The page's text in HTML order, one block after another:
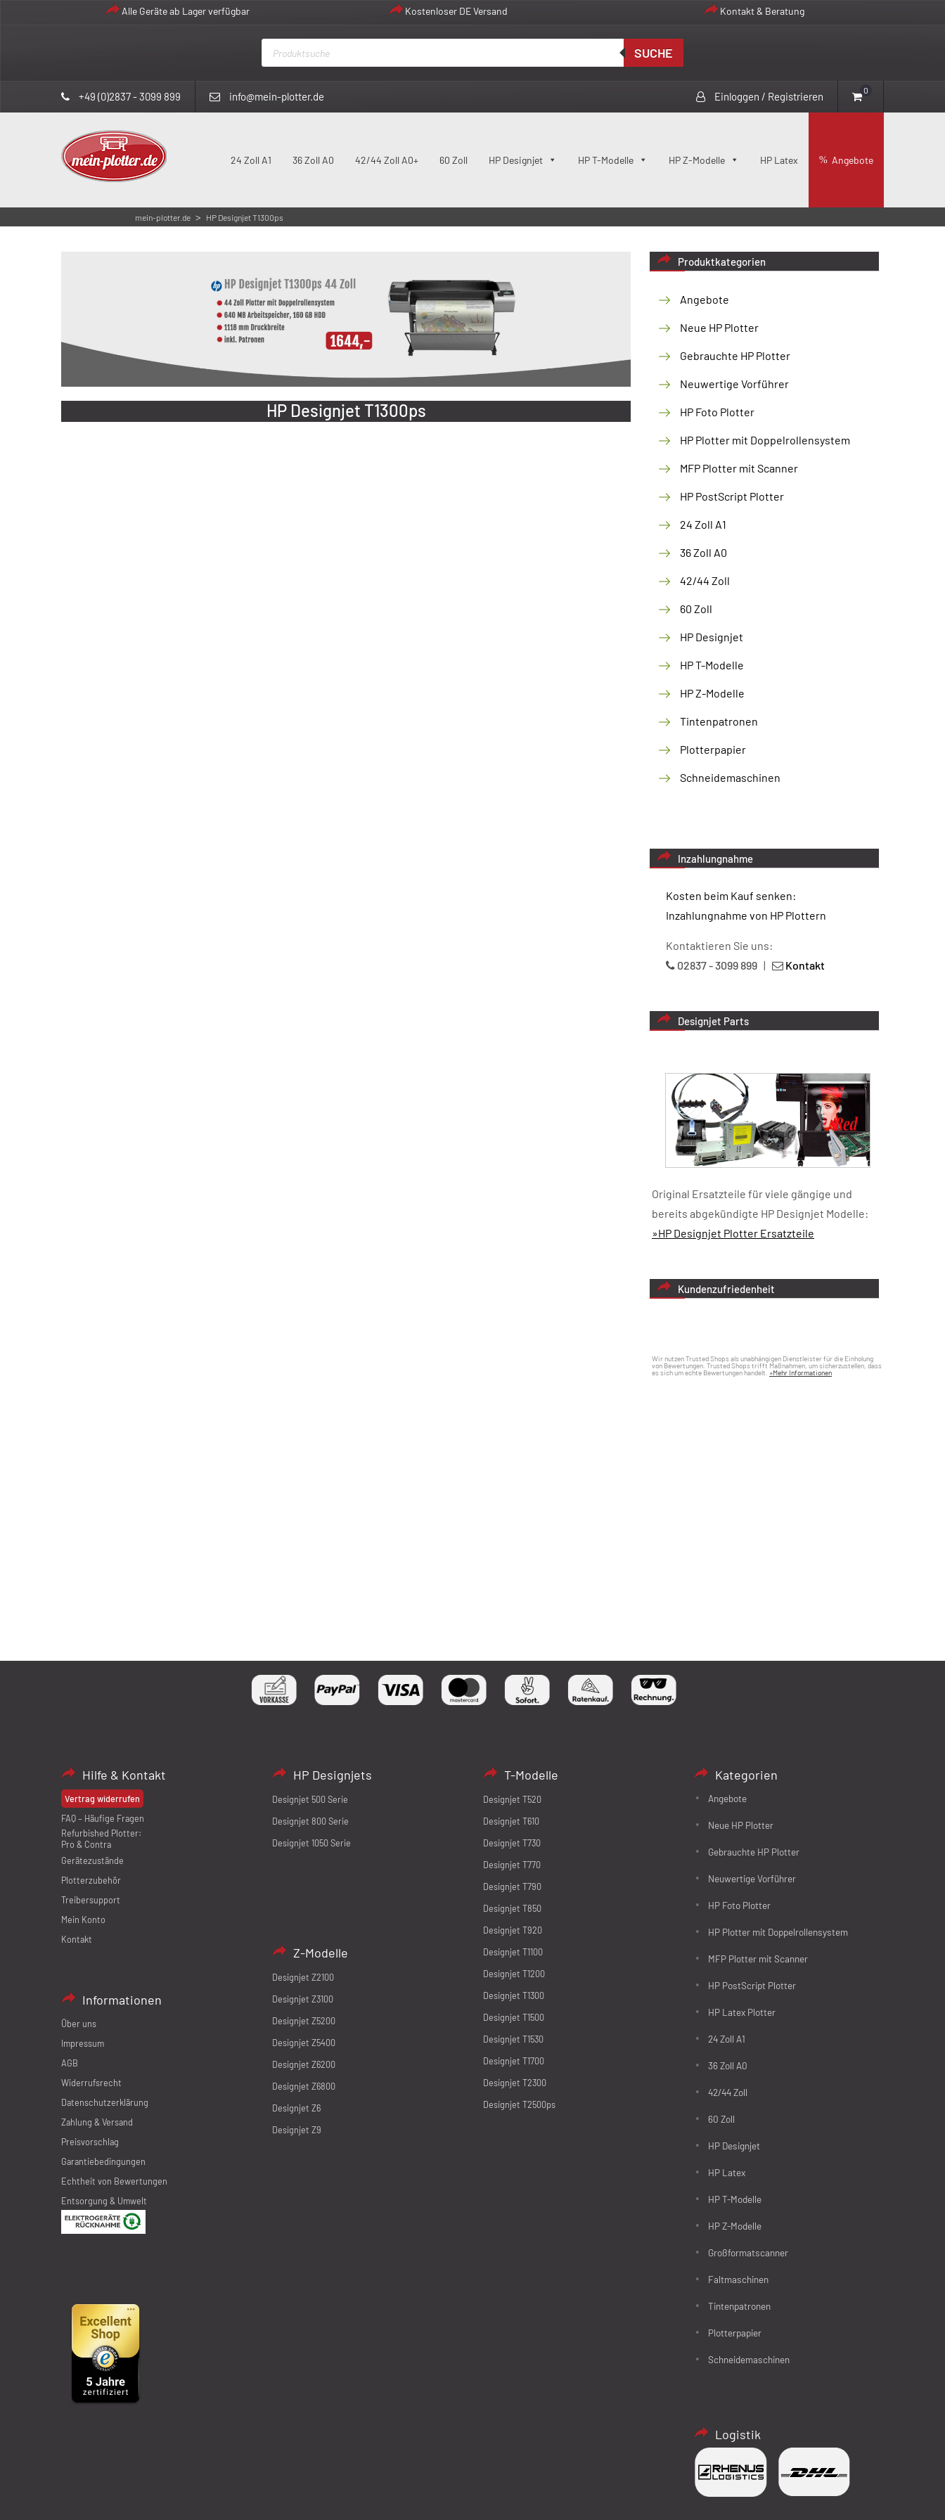
Alle Geräte ab Lager verfügbar Kostenloser DE Versand Kontakt & Beratung
Products
search
SUCHE
+49 (0)2837 - 3099 899 info@mein-plotter.de Einloggen / Registrieren 0
24 Zoll A1 36 Zoll A0 42/44 Zoll A0+ 60 Zoll HP Designjet HP T-Modelle HP Z-Modelle HP Latex Angebote
mein-plotter.de > HP Designjet T1300ps
HP Designjet T1300ps
Produktkategorien
Angebote
Neue HP Plotter
Gebrauchte HP Plotter
Neuwertige Vorführer
HP Foto Plotter
HP Plotter mit Doppelrollensystem
MFP Plotter mit Scanner
HP PostScript Plotter
24 Zoll A1
36 Zoll A0
42/44 Zoll
60 Zoll
HP Designjet
HP T-Modelle
HP Z-Modelle
Tintenpatronen
Plotterpapier
Schneidemaschinen
Inzahlungnahme
Kosten beim Kauf senken:
Inzahlungnahme von HP Plottern
Kontaktieren Sie uns:
02837 - 3099 899 | Kontakt
Designjet Parts
Original Ersatzteile für viele gängige und
bereits abgekündigte HP Designjet Modelle:
»HP Designjet Plotter Ersatzteile
Kundenzufriedenheit
Wir nutzen Trusted Shops als unabhängigen Dienstleister für die Einholung
von Bewertungen. Trusted Shops trifft Maßnahmen, um sicherzustellen, dass
es sich um echte Bewertungen handelt. »Mehr Informationen
Hilfe & Kontakt
Vertrag widerrufen
FAQ – Häufige Fragen
Refurbished Plotter:
Pro & Contra
Gerätezustände
Plotterzubehör
Treibersupport
Mein Konto
Kontakt
Informationen
Über uns
Impressum
AGB
Widerrufsrecht
Datenschutzerklärung
Zahlung & Versand
Preisvorschlag
Garantiebedingungen
Echtheit von Bewertungen
Entsorgung & Umwelt
HP Designjets
Designjet 500 Serie
Designjet 800 Serie
Designjet 1050 Serie
Z-Modelle
Designjet Z2100
Designjet Z3100
Designjet Z5200
Designjet Z5400
Designjet Z6200
Designjet Z6800
Designjet Z6
Designjet Z9
T-Modelle
Designjet T520
Designjet T610
Designjet T730
Designjet T770
Designjet T790
Designjet T850
Designjet T920
Designjet T1100
Designjet T1200
Designjet T1300
Designjet T1500
Designjet T1530
Designjet T1700
Designjet T2300
Designjet T2500ps
Kategorien
Angebote
Neue HP Plotter
Gebrauchte HP Plotter
Neuwertige Vorführer
HP Foto Plotter
HP Plotter mit Doppelrollensystem
MFP Plotter mit Scanner
HP PostScript Plotter
HP Latex Plotter
24 Zoll A1
36 Zoll A0
42/44 Zoll
60 Zoll
HP Designjet
HP Latex
HP T-Modelle
HP Z-Modelle
Großformatscanner
Faltmaschinen
Tintenpatronen
Plotterpapier
Schneidemaschinen
Logistik